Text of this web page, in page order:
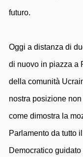
futuro.
Oggi a distanza di
di nuovo in piazza a
della comunità
nostra posizione
come dimostra la
Parlamento da tutto
Democratico